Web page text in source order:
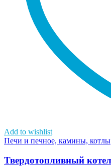
Add to wishlist
Печи и печное, камины, котлы
Твердотопливный